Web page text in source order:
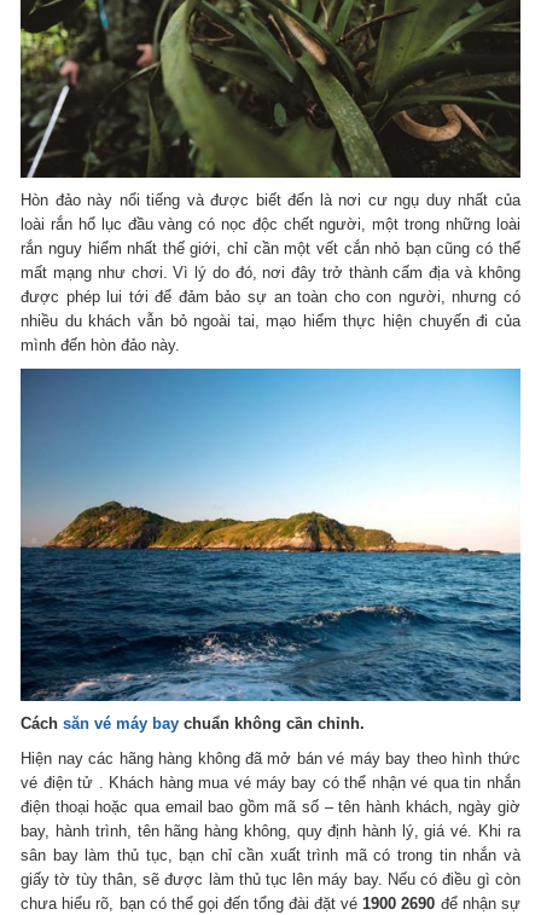
Hòn đảo này nổi tiếng và được biết đến là nơi cư ngụ duy nhất của
loài rắn hổ lục đầu vàng có nọc độc chết người, một trong những loài
rắn nguy hiểm nhất thế giới, chỉ cần một vết cắn nhỏ bạn cũng có thể
mất mạng như chơi. Vì lý do đó, nơi đây trở thành cấm địa và không
được phép lui tới để đảm bảo sự an toàn cho con người, nhưng có
nhiều du khách vẫn bỏ ngoài tai, mạo hiểm thực hiện chuyến đi của
mình đến hòn đảo này.
Cáchsăn vé máy bay chuẩn không cần chỉnh.
Hiện nay các hãng hàng không đã mở bán vé máy bay theo hình thức
vé điện tử . Khách hàng mua vé máy bay có thể nhận vé qua tin nhắn
điện thoại hoặc qua email bao gồm mã số – tên hành khách, ngày giờ
bay, hành trình, tên hãng hàng không, quy định hành lý, giá vé. Khi ra
sân bay làm thủ tục, bạn chỉ cần xuất trình mã có trong tin nhắn và
giấy tờ tùy thân, sẽ được làm thủ tục lên máy bay. Nếu có điều gì còn
chưa hiểu rõ, bạn có thể gọi đến tổng đài đặt vé 1900 2690 để nhận sự